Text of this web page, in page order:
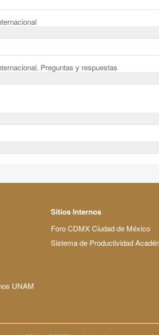
Preguntas y respuestas
UNAM
Sitios Internos
Foro CDMX Ciudad de México
Sistema de Productividad